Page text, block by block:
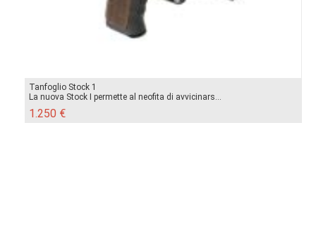
Tanfoglio Stock 1
La nuova Stock I permette al neofita di avvicinars...
1.250 €